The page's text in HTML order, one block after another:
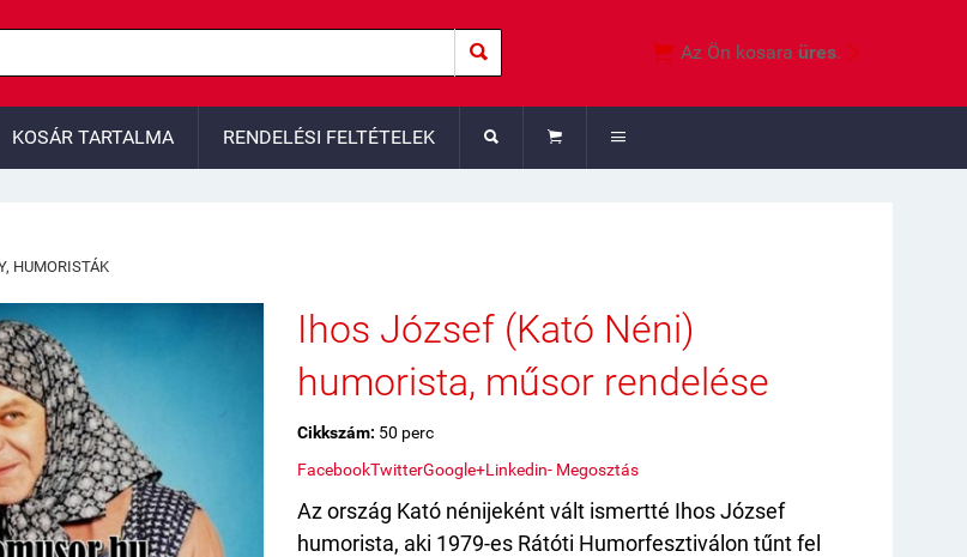
  Az Ön kosara üres. 
KOSÁR TARTALMA RENDELÉSI FELTÉTELEK   
HUMORISTÁK
Ihos József (Kató Néni)
humorista, műsor rendelése
Cikkszám: 50 perc
FacebookTwitterGoogle+Linkedin- Megosztás
Az ország Kató nénijeként vált ismertté Ihos József
humorista, aki 1979-es Rátóti Humorfesztiválon tűnt fel